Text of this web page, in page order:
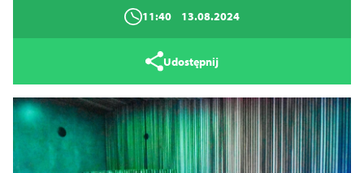
11:40 13.08.2024
Udostępnij